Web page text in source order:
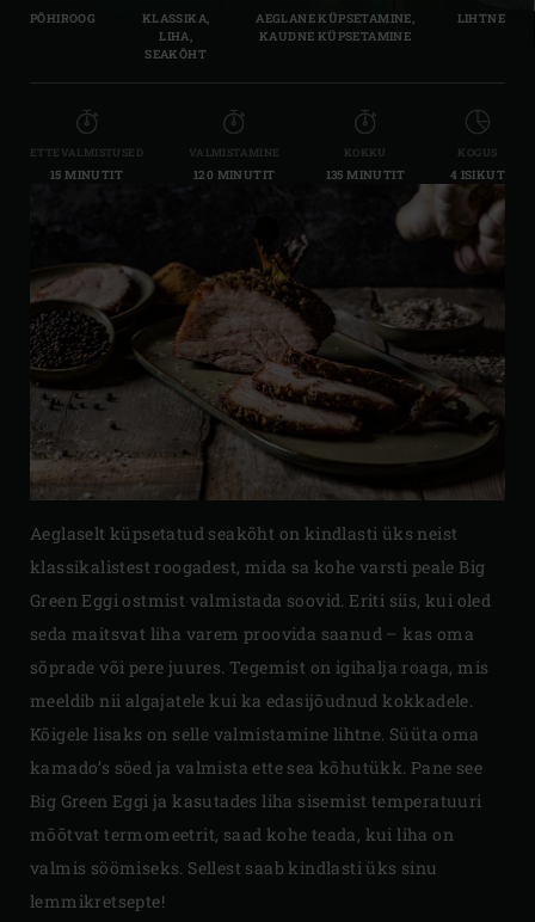
PÕHIROOG
KLASSIKA,
LIHA,
SEAKÕHT
AEGLANE KÜPSETAMINE,
KAUDNE KÜPSETAMINE
LIHTNE
ETTEVALMISTUSED
15 MINUTIT
VALMISTAMINE
120 MINUTIT
KOKKU
135 MINUTIT
KOGUS
4 ISIKUT
Aeglaselt küpsetatud seakõht on kindlasti üks neist
klassikalistest roogadest, mida sa kohe varsti peale Big
Green Eggi ostmist valmistada soovid. Eriti siis, kui oled
seda maitsvat liha varem proovida saanud – kas oma
sõprade või pere juures. Tegemist on igihalja roaga, mis
meeldib nii algajatele kui ka edasijõudnud kokkadele.
Kõigele lisaks on selle valmistamine lihtne. Süüta oma
kamado’s söed ja valmista ette sea kõhutükk. Pane see
Big Green Eggi ja kasutades liha sisemist temperatuuri
mõõtvat termomeetrit, saad kohe teada, kui liha on
valmis söömiseks. Sellest saab kindlasti üks sinu
lemmikretsepte!